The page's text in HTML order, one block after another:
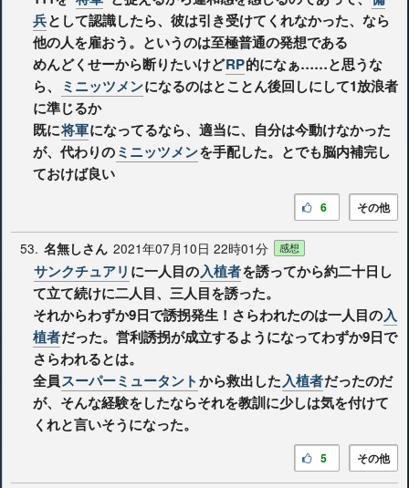
兵として認識したら、彼は引き受けてくれなかった、なら
他の人を雇おう。というのは至極普通の発想である
めんどくせーから断りたいけどRP的になぁ……と思うな
ら、
ミニッツメンになるのはとことん後回しにして1放浪者
に準じるか
既に将軍になってるなら、適当に、自分は今動けなかった
が、代わりのミニッツメンを手配した。とでも脳内補完し
ておけば良い
その他
6
53. 名無しさん 2021年07月10日 22時01分 感想
サンクチュアリ に一人目の入植者を誘ってから約二十日し
て立て続けに二人目、三人目を誘った。
それからわずか9日で誘拐発生！さらわれたのは一人目の入
植者だった。営利誘拐が成立するようになってわずか9日で
さらわれるとは。
全員スーパーミュータントから救出した入植者だったのだ
が、そんな経験をしたならそれを教訓に少しは気を付けて
くれと言いそうになった。
その他
5